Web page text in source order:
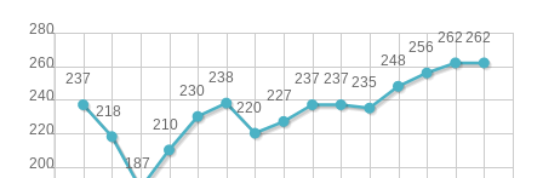
200
220
240
260
280 262
262
256
248
235
237
237
227
220
238
230
210
187
218
237